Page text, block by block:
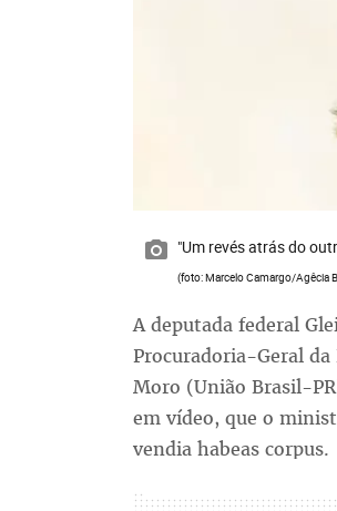
"Um revés atrás do
(foto: Marcelo Camargo/Agêcia
A deputada federal
Procuradoria-Geral
Moro (União Brasil-
em vídeo, que o
vendia habeas corpus.